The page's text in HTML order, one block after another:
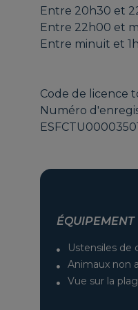
Entre 20h30 et
Entre 22h00 et
Entre minuit et
Code de licence
Numéro
ÉQUIPEMENT
Ustensiles de
Animaux non
Vue sur la